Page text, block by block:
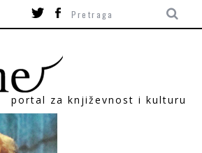
portal za književnost i kulturu